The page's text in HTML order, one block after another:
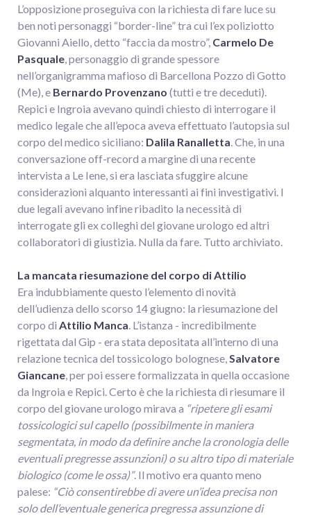
L’opposizione proseguiva con la richiesta di fare luce su
ben noti personaggi “border-line” tra cui l’ex poliziotto
Giovanni Aiello, detto “faccia da mostro”, Carmelo De
Pasquale, personaggio di grande spessore
nell’organigramma mafioso di Barcellona Pozzo di Gotto
(Me), e Bernardo Provenzano (tutti e tre deceduti).
Repici e Ingroia avevano quindi chiesto di interrogare il
medico legale che all’epoca aveva effettuato l’autopsia sul
corpo del medico siciliano: Dalila Ranalletta. Che, in una
conversazione off-record a margine di una recente
intervista a Le Iene, si era lasciata sfuggire alcune
considerazioni alquanto interessanti ai fini investigativi. I
due legali avevano infine ribadito la necessità di
interrogate gli ex colleghi del giovane urologo ed altri
collaboratori di giustizia. Nulla da fare. Tutto archiviato.
La mancata riesumazione del corpo di Attilio
Era indubbiamente questo l’elemento di novità
dell’udienza dello scorso 14 giugno: la riesumazione del
corpo di Attilio Manca. L’istanza - incredibilmente
rigettata dal Gip - era stata depositata all’interno di una
relazione tecnica del tossicologo bolognese,Salvatore
Giancane, per poi essere formalizzata in quella occasione
da Ingroia e Repici. Certo è che la richiesta di riesumare il
corpo del giovane urologo mirava a “ripetere gli esami
tossicologici sul capello (possibilmente in maniera
segmentata, in modo da definire anche la cronologia delle
eventuali pregresse assunzioni) o su altro tipo di materiale
biologico (come le ossa)”. Il motivo era quanto meno
palese: “Ciò consentirebbe di avere un’idea precisa non
solo dell’eventuale generica pregressa assunzione di